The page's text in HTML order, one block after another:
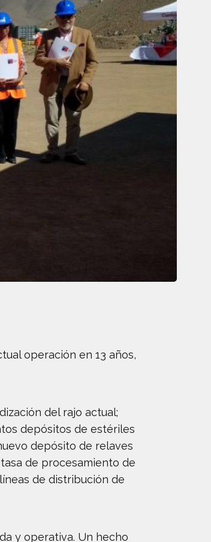
operación en 13 años,
del rajo actual;
depósitos de estériles
depósito de relaves
de procesamiento de
de distribución de
y operativa. Un hecho